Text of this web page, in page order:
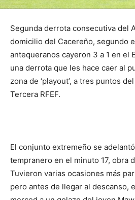
Segunda derrota consecutiva del
domicilio del Cacereño, segundo
antequeranos cayeron 3 a 1 en el
una derrota que les hace caer al
zona de ‘playout’, a tres puntos
Tercera RFEF.
El conjunto extremeño se
tempranero en el minuto 17, obra
Tuvieron varias ocasiones más
pero antes de llegar al descanso,